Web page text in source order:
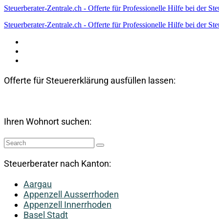
Steuerberater-Zentrale.ch - Offerte für Professionelle Hilfe bei der
Steuerberater-Zentrale.ch - Offerte für Professionelle Hilfe bei der
Offerte für Steuererklärung ausfüllen lassen:
Ihren Wohnort suchen:
Steuerberater nach Kanton:
Aargau
Appenzell Ausserrhoden
Appenzell Innerrhoden
Basel Stadt